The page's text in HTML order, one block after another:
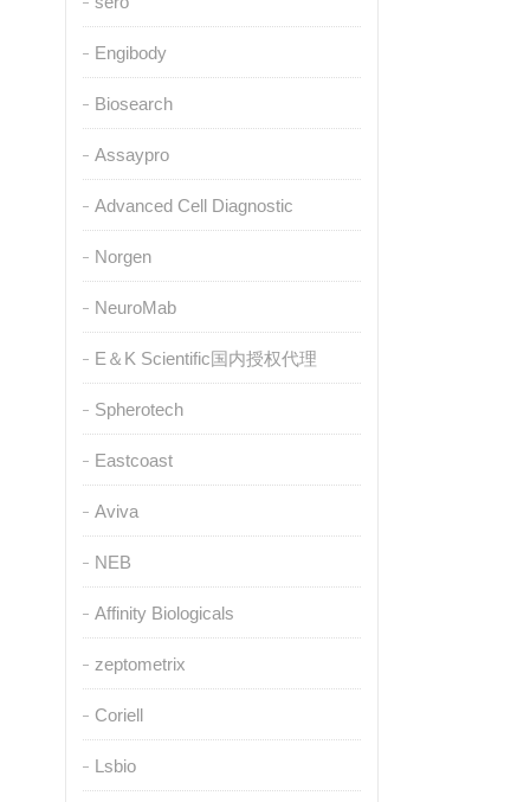
Engibody
Biosearch
Assaypro
Advanced Cell Diagnostic
Norgen
NeuroMab
E＆K Scientific国内授权代理
Spherotech
Eastcoast
Aviva
NEB
Affinity Biologicals
zeptometrix
Coriell
Lsbio